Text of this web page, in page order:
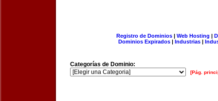
Registro de Dominios| Web Hosting |
Dominios Expirados | Industrias |
Categorías de Dominio:
[Pág.